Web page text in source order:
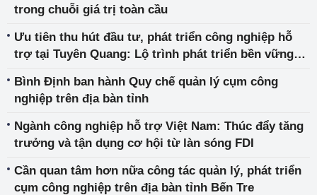
trong chuỗi giá trị toàn cầu
Ưu tiên thu hút đầu tư, phát triển công nghiệp hỗ
trợ tại Tuyên Quang: Lộ trình phát triển bền vững
Bình Định ban hành Quy chế quản lý cụm công
nghiệp trên địa bàn tỉnh
Ngành công nghiệp hỗ trợ Việt Nam: Thúc đẩy tăng
trưởng và tận dụng cơ hội từ làn sóng FDI
Cần quan tâm hơn nữa công tác quản lý, phát triển
cụm công nghiệp trên địa bàn tỉnh Bến Tre